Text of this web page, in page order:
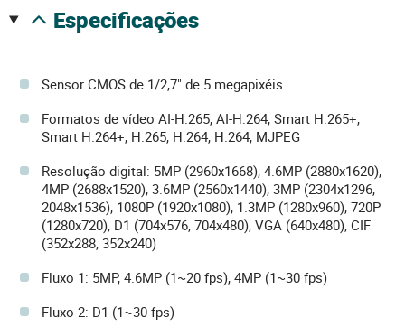
especificações
Sensor CMOS de 1/2,7" de 5 megapixéis
Formatos de vídeo AI-H.265, AI-H.264, Smart H.265+,
Smart H.264+, H.265, H.264, H.264, MJPEG
Resolução digital: 5MP (2960x1668), 4.6MP (2880x1620),
4MP (2688x1520), 3.6MP (2560x1440), 3MP (2304x1296,
2048x1536), 1080P (1920x1080), 1.3MP (1280x960), 720P
(1280x720), D1 (704x576, 704x480), VGA (640x480), CIF
(352x288, 352x240)
Fluxo 1: 5MP, 4.6MP (1~20 fps), 4MP (1~30 fps)
Fluxo 2: D1 (1~30 fps)